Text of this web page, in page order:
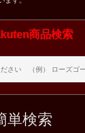
商品検索
単検索